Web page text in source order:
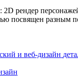
рендер
посвящен разным
и веб-дизайн